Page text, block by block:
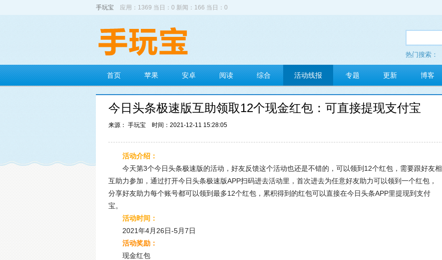
手玩宝 应用：1369 当日：0 新闻：166 当日：0
热门搜索：
多玩红包
首页 苹果 安卓 阅读 综合 活动线报 专题 更新 博客
今日头条极速版互助领取12个现金红包：可直接提现支付宝
来源： 手玩宝 时间：2021-12-11 15:28:05
活动介绍：
今天第3个今日头条极速版的活动，好友反馈这个活动也还是不错的，可以领到12个红包，需要跟好友相
互助力参加，通过打开今日头条极速版APP扫码进去活动里，首次进去为任意好友助力可以领到一个红包，
分享好友助力每个账号都可以领到最多12个红包，累积得到的红包可以直接在今日头条APP里提现到支付
宝。
活动时间：
2021年4月26日-5月7日
活动奖励：
现金红包